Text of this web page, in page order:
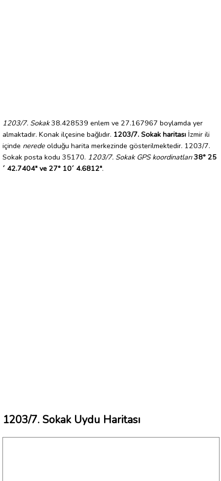
1203/7. Sokak38.428539 enlem ve 27.167967 boylamda yer
almaktadır. Konak ilçesine bağlıdır. 1203/7. Sokak haritası İzmir ili
içinde nerede olduğu harita merkezinde gösterilmektedir. 1203/7.
Sokak posta kodu 35170. 1203/7. Sokak GPS koordinatları 38° 25
´ 42.7404" ve 27° 10´ 4.6812".
1203/7. Sokak Uydu Haritası